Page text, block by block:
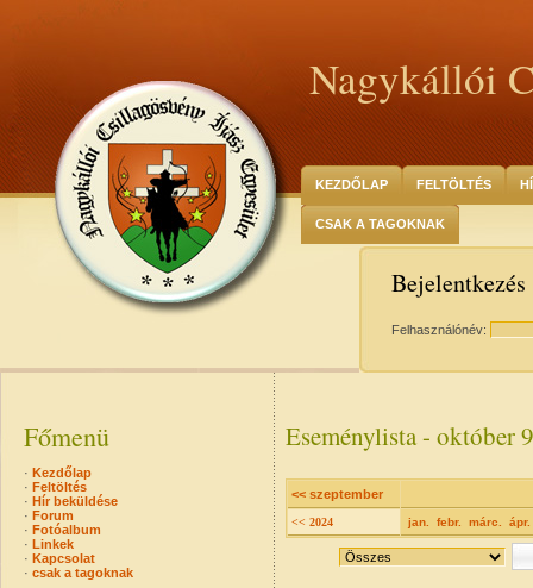
Nagykállói
KEZDŐLAP FELTÖLTÉS
CSAK A TAGOKNAK
Bejelentkezés
Felhasználónév:
Főmenü
· Kezdőlap
· Feltöltés
· Hír beküldése
· Forum
· Fotóalbum
· Linkek
· Kapcsolat
· csak a tagoknak
Eseménylista - október 9
<< szeptember
<< 2024 jan. febr. márc. ápr.